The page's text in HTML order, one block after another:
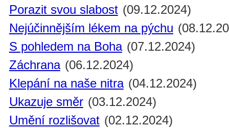
Porazit svou slabost (09.12.2024)
Nejúčinnějším lékem na pýchu
S pohledem na Boha (07.12.2024)
Záchrana (06.12.2024)
Klepání na naše nitra (04.12.2024)
Ukazuje směr (03.12.2024)
Umění rozlišovat (02.12.2024)